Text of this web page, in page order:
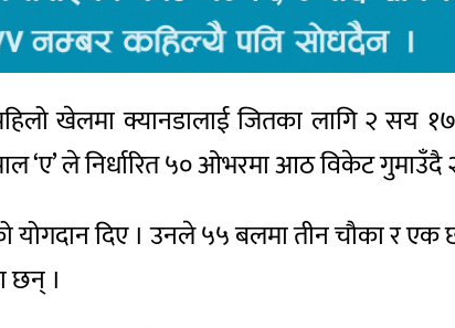
खेलमा क्यानडालाई जितका लागि २ सय
‘ए’ ले निर्धारित ५० ओभरमा आठ विकेट
योगदान दिए । उनले ५५ बलमा तीन चौका र
छन् ।